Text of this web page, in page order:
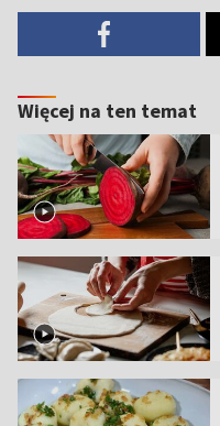
Więcej na ten temat